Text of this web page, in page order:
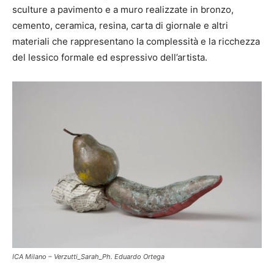
sculture a pavimento e a muro realizzate in bronzo,
cemento, ceramica, resina, carta di giornale e altri
materiali che rappresentano la complessità e la ricchezza
del lessico formale ed espressivo dell’artista.
ICA Milano – Verzutti_Sarah_Ph. Eduardo Ortega